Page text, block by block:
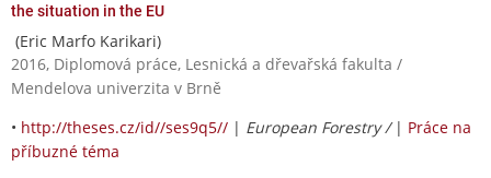
the situation in the EU
(Eric Marfo Karikari)
2016, Diplomová práce, Lesnická a dřevařská fakulta /
Mendelova univerzita v Brně
• http://theses.cz/id//ses9q5// | European Forestry / | Práce na
příbuzné téma